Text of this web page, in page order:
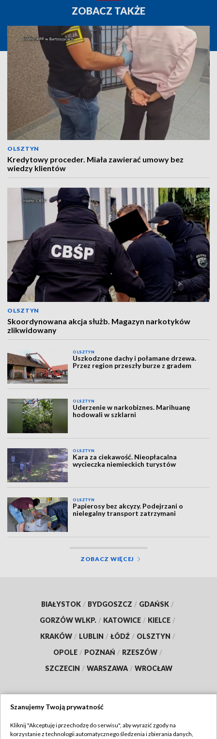
ZOBACZ TAKŻE
OLSZTYN
Kredytowy proceder. Miała zawierać umowy bez
wiedzy klientów
OLSZTYN
Skoordynowana akcja służb. Magazyn narkotyków
zlikwidowany
OLSZTYN
Uszkodzone dachy i połamane drzewa.
Przez region przeszły burze z gradem
OLSZTYN
Uderzenie w narkobiznes. Marihuanę
hodowali w szklarni
OLSZTYN
Kara za ciekawość. Nieopłacalna
wycieczka niemieckich turystów
OLSZTYN
Papierosy bez akcyzy. Podejrzani o
nielegalny transport zatrzymani
ZOBACZ WIĘCEJ
BIAŁYSTOK / BYDGOSZCZ / GDAŃSK /
GORZÓW WLKP. / KATOWICE / KIELCE /
KRAKÓW / LUBLIN / ŁÓDŹ / OLSZTYN /
OPOLE / POZNAŃ / RZESZÓW /
SZCZECIN / WARSZAWA / WROCŁAW
TVP
Szanujemy Twoją prywatność
Kliknij "Akceptuję i przechodzę do serwisu", aby wyrazić zgody na
korzystanie z technologii automatycznego śledzenia i zbierania danych,